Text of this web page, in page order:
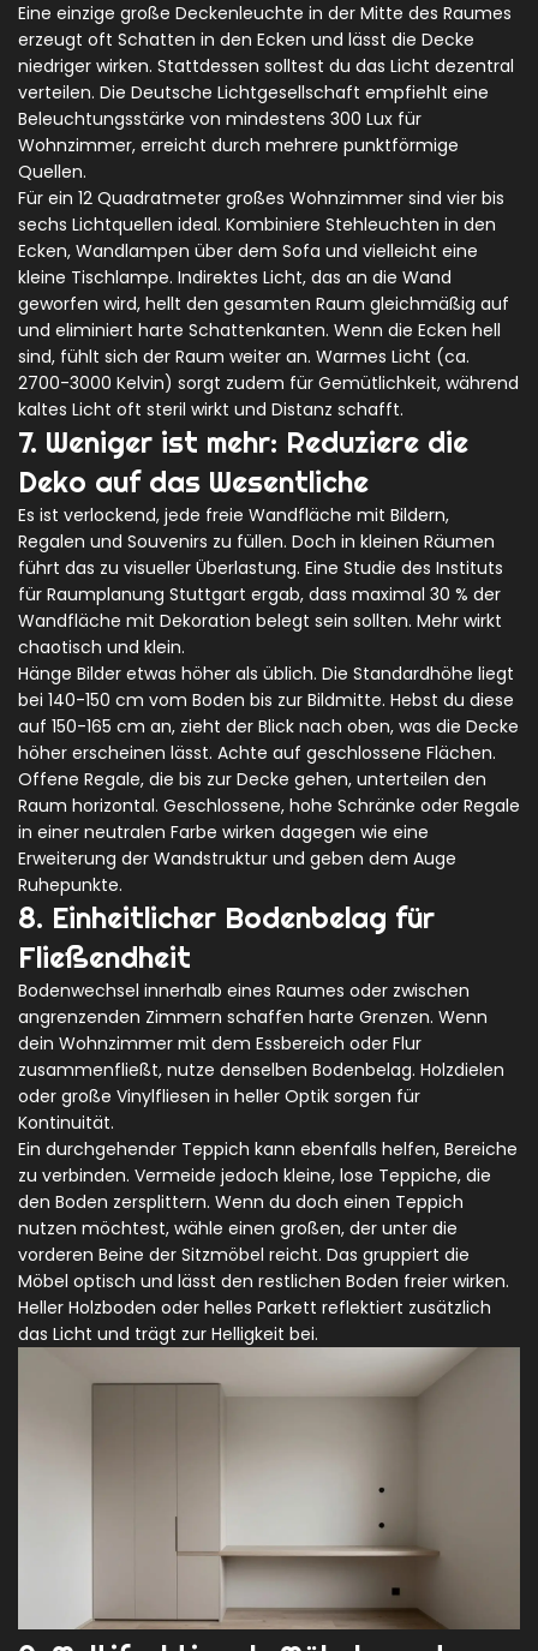
Eine einzige große Deckenleuchte in der Mitte des Raumes
erzeugt oft Schatten in den Ecken und lässt die Decke
niedriger wirken. Stattdessen solltest du das Licht dezentral
verteilen. Die Deutsche Lichtgesellschaft empfiehlt eine
Beleuchtungsstärke von mindestens 300 Lux für
Wohnzimmer, erreicht durch mehrere punktförmige
Quellen.
Für ein 12 Quadratmeter großes Wohnzimmer sind vier bis
sechs Lichtquellen ideal. Kombiniere Stehleuchten in den
Ecken, Wandlampen über dem Sofa und vielleicht eine
kleine Tischlampe. Indirektes Licht, das an die Wand
geworfen wird, hellt den gesamten Raum gleichmäßig auf
und eliminiert harte Schattenkanten. Wenn die Ecken hell
sind, fühlt sich der Raum weiter an. Warmes Licht (ca.
2700-3000 Kelvin) sorgt zudem für Gemütlichkeit, während
kaltes Licht oft steril wirkt und Distanz schafft.
7. Weniger ist mehr: Reduziere die
Deko auf das Wesentliche
Es ist verlockend, jede freie Wandfläche mit Bildern,
Regalen und Souvenirs zu füllen. Doch in kleinen Räumen
führt das zu visueller Überlastung. Eine Studie des Instituts
für Raumplanung Stuttgart ergab, dass maximal 30 % der
Wandfläche mit Dekoration belegt sein sollten. Mehr wirkt
chaotisch und klein.
Hänge Bilder etwas höher als üblich. Die Standardhöhe liegt
bei 140-150 cm vom Boden bis zur Bildmitte. Hebst du diese
auf 150-165 cm an, zieht der Blick nach oben, was die Decke
höher erscheinen lässt. Achte auf geschlossene Flächen.
Offene Regale, die bis zur Decke gehen, unterteilen den
Raum horizontal. Geschlossene, hohe Schränke oder Regale
in einer neutralen Farbe wirken dagegen wie eine
Erweiterung der Wandstruktur und geben dem Auge
Ruhepunkte.
8. Einheitlicher Bodenbelag für
Fließendheit
Bodenwechsel innerhalb eines Raumes oder zwischen
angrenzenden Zimmern schaffen harte Grenzen. Wenn
dein Wohnzimmer mit dem Essbereich oder Flur
zusammenfließt, nutze denselben Bodenbelag. Holzdielen
oder große Vinylfliesen in heller Optik sorgen für
Kontinuität.
Ein durchgehender Teppich kann ebenfalls helfen, Bereiche
zu verbinden. Vermeide jedoch kleine, lose Teppiche, die
den Boden zersplittern. Wenn du doch einen Teppich
nutzen möchtest, wähle einen großen, der unter die
vorderen Beine der Sitzmöbel reicht. Das gruppiert die
Möbel optisch und lässt den restlichen Boden freier wirken.
Heller Holzboden oder helles Parkett reflektiert zusätzlich
das Licht und trägt zur Helligkeit bei.